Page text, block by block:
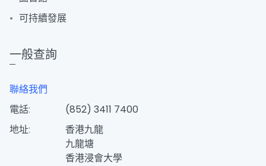
可持續發展
一般查詢
聯絡我們
電話:
(852) 3411 7400
地址:
香港九龍
九龍塘
香港浸會大學